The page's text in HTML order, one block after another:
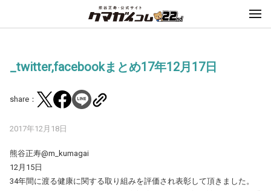
_twitter,facebookまとめ17年12月17日
share：
2017年12月18日
熊谷正寿‏@m_kumagai
12月15日
34年間に渡る健康に関する取り組みを評価され表彰して頂きました。